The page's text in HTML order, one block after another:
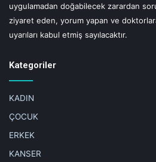
Hekimus.com sitesinde yer alan yazı,
sağlık ve tıbbi bilgiler sadece genel
Sitede yer alan bu bilgiler hiçbir zaman
muayenesi ve tedavisi yerine kullanılamaz,
Sağlığınızla ilgili durumlarda lütfen uzman bir
Hekimus.com, uzman bir doktora
uygulamadan doğabilecek zarardan sorumlu
etmiş sayılacaktır.
Etiketler
dr. busra nukhet pehlivanoglu
uygulamadan doğabilecek zarardan
ziyaret eden, yorum yapan ve
uyarıları kabul etmiş sayılacaktır.
Kategoriler
KADIN
ÇOCUK
ERKEK
KANSER